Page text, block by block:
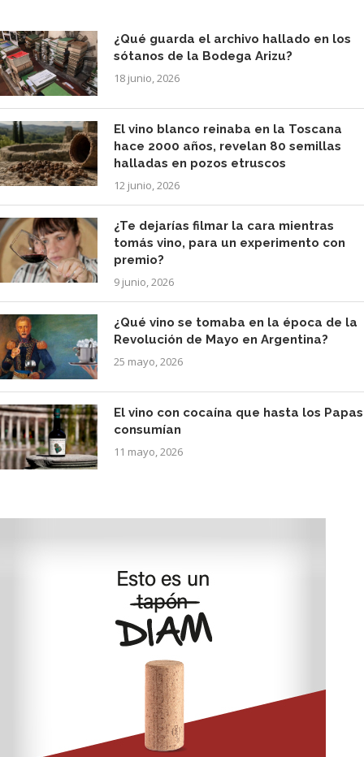
¿Qué guarda el archivo hallado en los
sótanos de la Bodega Arizu?
18 junio, 2026
El vino blanco reinaba en la Toscana
hace 2000 años, revelan 80 semillas
halladas en pozos etruscos
12 junio, 2026
¿Te dejarías filmar la cara mientras
tomás vino, para un experimento con
premio?
9 junio, 2026
¿Qué vino se tomaba en la época de la
Revolución de Mayo en Argentina?
25 mayo, 2026
El vino con cocaína que hasta los Papas
consumían
11 mayo, 2026